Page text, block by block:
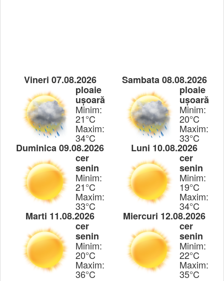
Vineri 07.08.2026
ploaie
ușoară
Minim:
21°C
Maxim:
34°C
Sambata 08.08.2026
ploaie
ușoară
Minim:
20°C
Maxim:
33°C
Duminica 09.08.2026
cer
senin
Minim:
21°C
Maxim:
33°C
Luni 10.08.2026
cer
senin
Minim:
19°C
Maxim:
34°C
Marti 11.08.2026
cer
senin
Minim:
20°C
Maxim:
36°C
Miercuri 12.08.2026
cer
senin
Minim:
22°C
Maxim:
35°C